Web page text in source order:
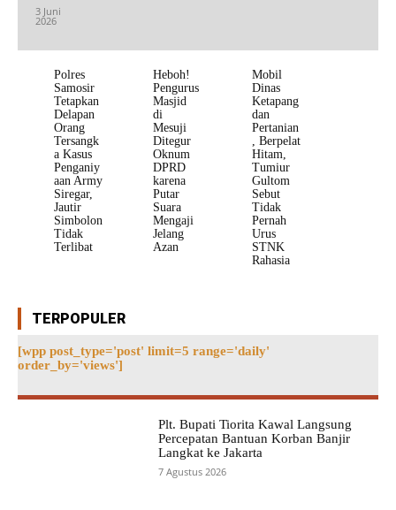
3 Juni
2026
Polres
Samosir
Tetapkan
Delapan
Orang
Tersangk
a Kasus
Penganiy
aan Army
Siregar,
Jautir
Simbolon
Tidak
Terlibat
Heboh!
Pengurus
Masjid
di
Mesuji
Ditegur
Oknum
DPRD
karena
Putar
Suara
Mengaji
Jelang
Azan
Mobil
Dinas
Ketapang
dan
Pertanian
, Berpelat
Hitam,
Tumiur
Gultom
Sebut
Tidak
Pernah
Urus
STNK
Rahasia
TERPOPULER
[wpp post_type='post' limit=5 range='daily'
order_by='views']
Plt. Bupati Tiorita Kawal Langsung
Percepatan Bantuan Korban Banjir
Langkat ke Jakarta
7 Agustus 2026